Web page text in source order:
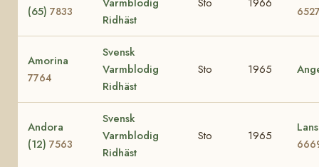
(65) 7833
Ridhäst
Amorina
7764
Svensk
Varmblodig
Ridhäst
Sto 1965
Andora
(12) 7563
Svensk
Varmblodig
Ridhäst
Sto 1965